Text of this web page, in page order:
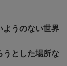
ようのない世界
うとした場所な